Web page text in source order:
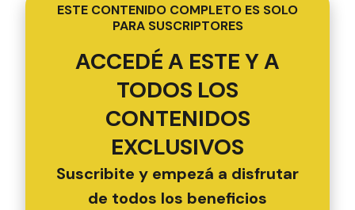
ESTE CONTENIDO COMPLETO ES SOLO
PARA SUSCRIPTORES
ACCEDÉ A ESTE Y A
TODOS LOS
CONTENIDOS
EXCLUSIVOS
Suscribite y empezá a disfrutar
de todos los beneficios